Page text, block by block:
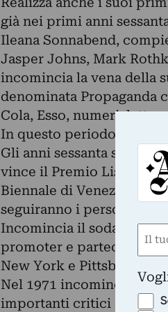
già nei primi anni
Ileana Sonnabend,
Jasper Johns, Mark
incomincia la vena della
denominata
Cola, Esso, numeri,
In questo periodo espone
Gli anni sessanta sono il
vince il Premio Lissone
Biennale di Venezia nel
seguiranno i personaggi
Incomincia il sodalizio
promoter e partecipa a
New York e Pittsburgh a
Nel 1971 incomincia
importanti critici
Nome